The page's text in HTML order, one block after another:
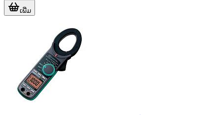
ເພີ່ມ